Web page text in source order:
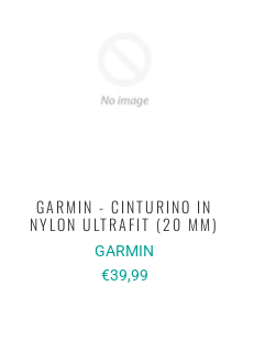
GARMIN - CINTURINO IN
NYLON ULTRAFIT (20 MM)
GARMIN
€39,99